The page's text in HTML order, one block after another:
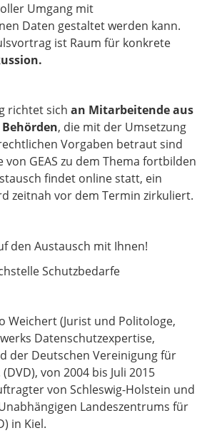
Umgang mit
Daten gestaltet werden kann.
ist Raum für konkrete
richtet sich an Mitarbeitende aus
, die mit der Umsetzung
Vorgaben betraut sind
von GEAS zu dem Thema fortbilden
findet online statt, ein
zeitnah vor dem Termin zirkuliert.
den Austausch mit Ihnen!
Schutzbedarfe
Weichert (Jurist und Politologe,
Datenschutzexpertise,
der Deutschen Vereinigung für
von 2004 bis Juli 2015
von Schleswig-Holstein und
Landeszentrums für
in Kiel.